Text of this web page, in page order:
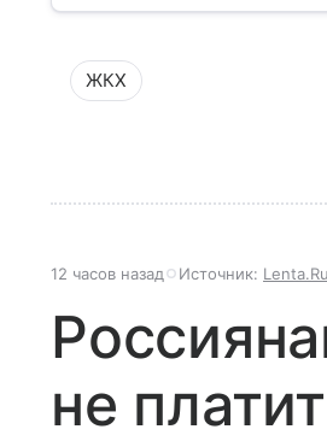
ЖКХ
12 часов назад Источник: Lenta.Ru
не